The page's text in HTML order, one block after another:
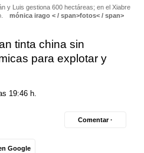
y Luis gestiona 600 hectáreas; en el Xiabre
mónica irago < / span>fotos< / span>
tinta china sin
para explotar y
19:46 h.
Google
Comentar ·